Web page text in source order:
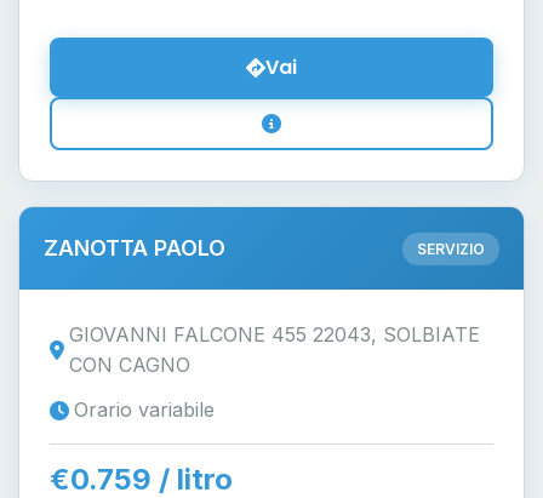
Vai
ZANOTTA PAOLO SERVIZIO
GIOVANNI FALCONE 455 22043, SOLBIATE
CON CAGNO
Orario variabile
€0.759 / litro